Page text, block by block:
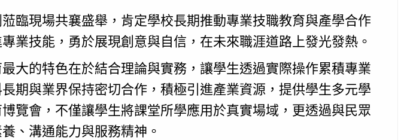
臨現場共襄盛舉，肯定學校長期推動專業技職教育與產學合作
業技能，勇於展現創意與自信，在未來職涯道路上發光發熱。
大的特色在於結合理論與實務，讓學生透過實際操作累積專業
期與業界保持密切合作，積極引進產業資源，提供學生多元學
覽會，不僅讓學生將課堂所學應用於真實場域，更透過與民眾
、溝通能力與服務精神。